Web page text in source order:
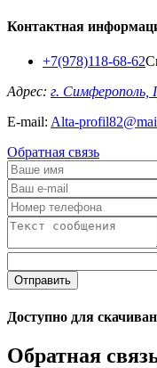
Контактная
+7(978)118-68-62
Адрес: г. Симферополь,
E-mail: Alta-
Обратная связь
Отправить
Доступно для
Обратная